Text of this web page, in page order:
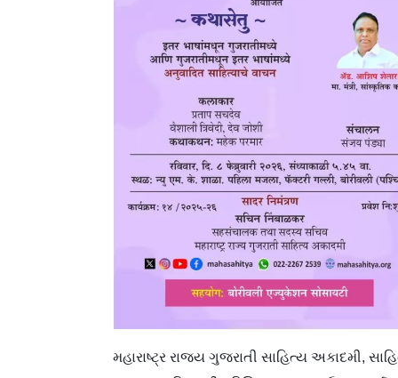
મહારાષ્ટ્ર રાજ્ય ગુજરાતી સાહિત્ય અકાદમી,